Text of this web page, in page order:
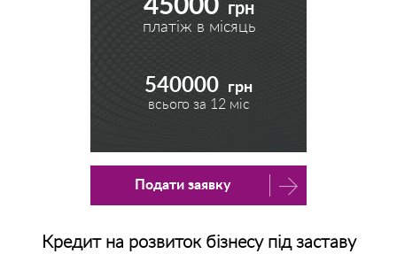
45000 грн
платіж в місяць
540000 грн
всього за 12 міс
Подати заявку
Кредит на розвиток бізнесу під заставу